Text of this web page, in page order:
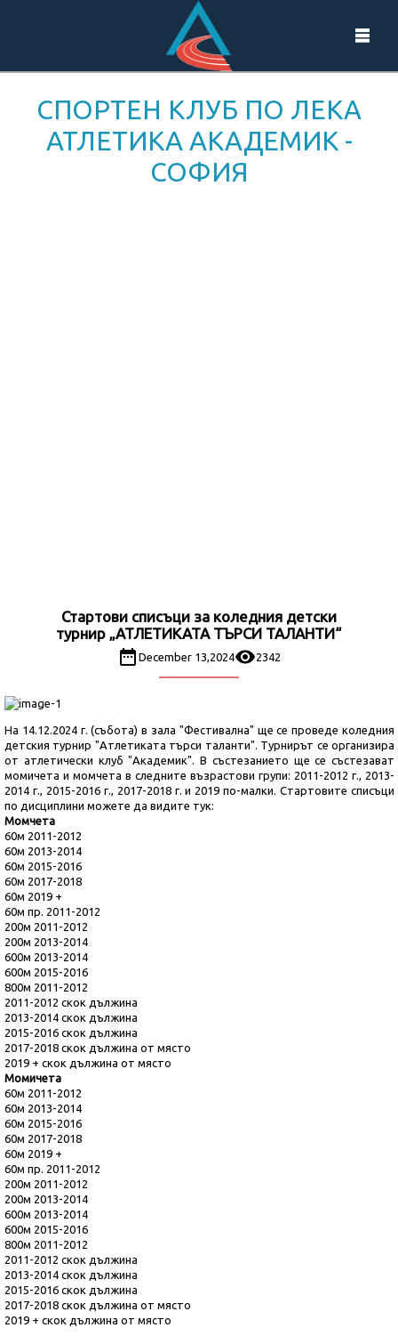
СПОРТЕН КЛУБ ПО ЛЕКА
АТЛЕТИКА АКАДЕМИК -
СОФИЯ
Стартови списъци за коледния детски
турнир „АТЛЕТИКАТА ТЪРСИ ТАЛАНТИ“
December 13,2024 2342
На 14.12.2024 г. (събота) в зала "Фестивална" ще се проведе коледния
детския турнир "Атлетиката търси таланти". Турнирът се организира
от атлетически клуб "Академик". В състезанието ще се състезават
момичета и момчета в следните възрастови групи: 2011-2012 г., 2013-
2014 г., 2015-2016 г., 2017-2018 г. и 2019 по-малки. Стартовите списъци
по дисциплини можете да видите тук:
Момчета
60м 2011-2012
60м 2013-2014
60м 2015-2016
60м 2017-2018
60м 2019 +
60м пр. 2011-2012
200м 2011-2012
200м 2013-2014
600м 2013-2014
600м 2015-2016
800м 2011-2012
2011-2012 скок дължина
2013-2014 скок дължина
2015-2016 скок дължина
2017-2018 скок дължина от място
2019 + скок дължина от място
Момичета
60м 2011-2012
60м 2013-2014
60м 2015-2016
60м 2017-2018
60м 2019 +
60м пр. 2011-2012
200м 2011-2012
200м 2013-2014
600м 2013-2014
600м 2015-2016
800м 2011-2012
2011-2012 скок дължина
2013-2014 скок дължина
2015-2016 скок дължина
2017-2018 скок дължина от място
2019 + скок дължина от място